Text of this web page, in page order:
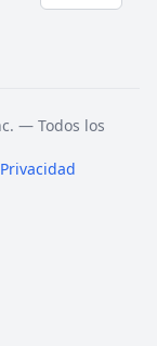
— Todos los